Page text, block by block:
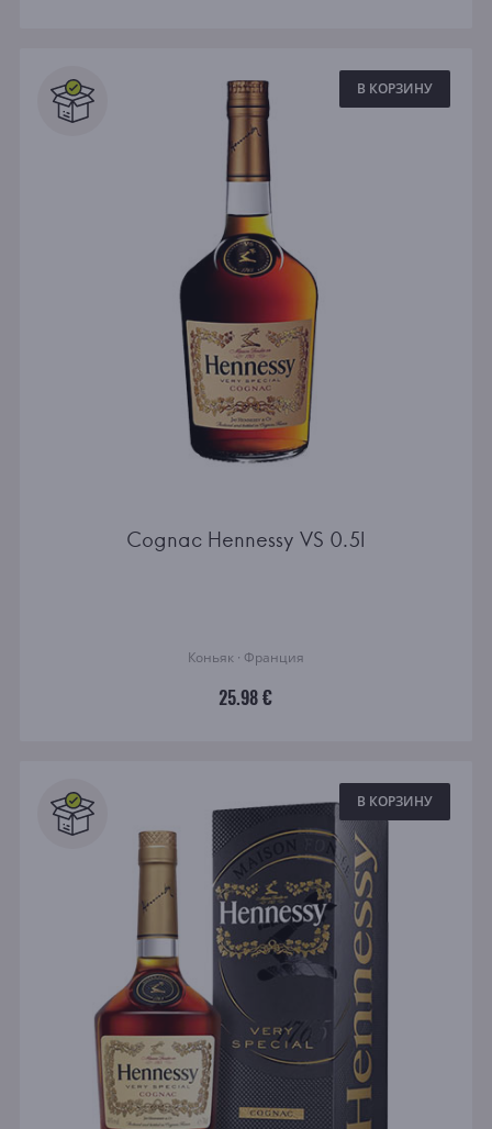
В КОРЗИНУ
Cognac Hennessy VS 0.5l
Коньяк · Франция
25.98 €
В КОРЗИНУ